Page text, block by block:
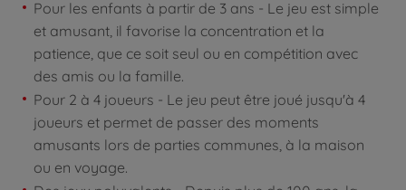
Pour les enfants à partir de 3 ans - Le jeu est simple
et amusant, il favorise la concentration et la
patience, que ce soit seul ou en compétition avec
des amis ou la famille.
Pour 2 à 4 joueurs - Le jeu peut être joué jusqu'à 4
joueurs et permet de passer des moments
amusants lors de parties communes, à la maison
ou en voyage.